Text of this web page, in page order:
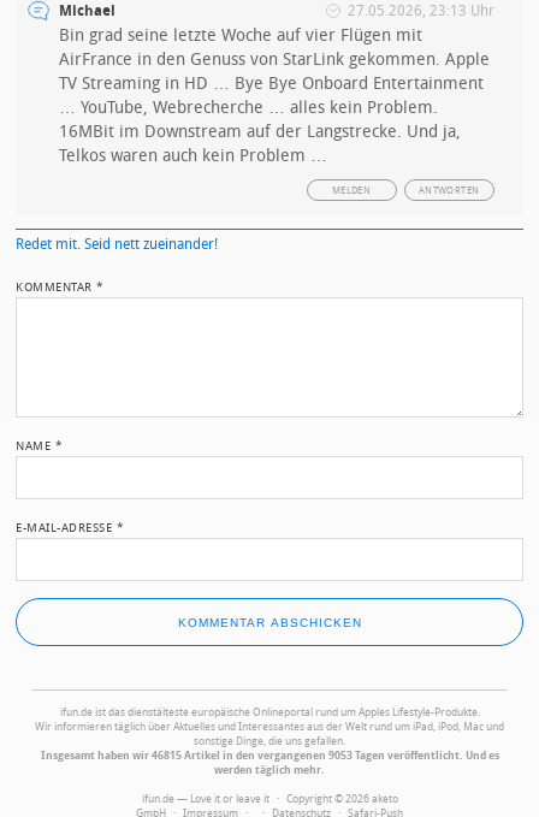
Michael 27.05.2026, 23:13 Uhr
Bin grad seine letzte Woche auf vier Flügen mit
AirFrance in den Genuss von StarLink gekommen. Apple
TV Streaming in HD … Bye Bye Onboard Entertainment
… YouTube, Webrecherche … alles kein Problem.
16MBit im Downstream auf der Langstrecke. Und ja,
Telkos waren auch kein Problem …
ANTWORTEN
MELDEN
Redet mit. Seid nett zueinander!
KOMMENTAR*
NAME *
E-MAIL-ADRESSE *
ifun.de ist das dienstälteste europäische Onlineportal rund um Apples Lifestyle-Produkte.
Wir informieren täglich über Aktuelles und Interessantes aus der Welt rund um iPad, iPod, Mac und
sonstige Dinge, die uns gefallen.
Insgesamt haben wir 46815 Artikel in den vergangenen 9053 Tagen veröffentlicht. Und es
werden täglich mehr.
ifun.de — Love it or leave it · Copyright © 2026 aketo
GmbH · Impressum · · Datenschutz · Safari-Push